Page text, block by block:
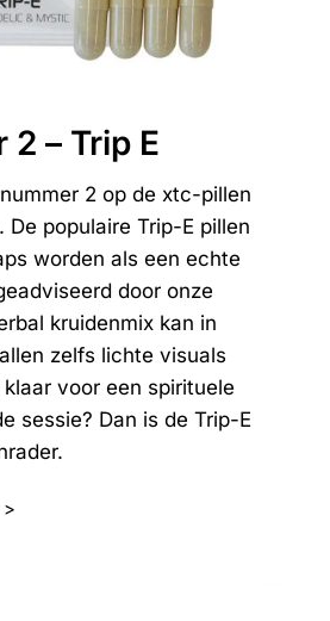
2 – Trip E
2 op de xtc-pillen
De populaire Trip-E pillen
worden als een echte
door onze
kruidenmix kan in
zelfs lichte visuals
voor een spirituele
sessie? Dan is de Trip-E